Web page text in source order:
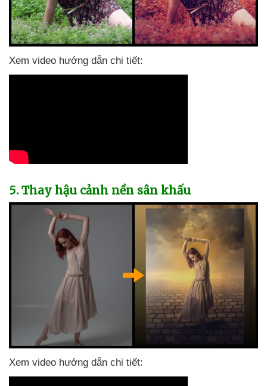
Xem video hướng dẫn chi tiết:
5. Thay hậu cảnh nền sân khấu
Xem video hướng dẫn chi tiết: